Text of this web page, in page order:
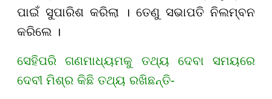
ପାଇଁ ସୁପାରିଶ କରିଲା । ତେଣୁ ସଭାପତି ନିଲମ୍ବନ
କରିଲେ ।
ସେହିପରି ଗଣମାଧ୍ୟମକୁ ତଥ୍ୟ ଦେବା ସମୟରେ
ଦେବୀ ମିଶ୍ର କିଛି ତଥ୍ୟ ରଖିଛନ୍ତି-